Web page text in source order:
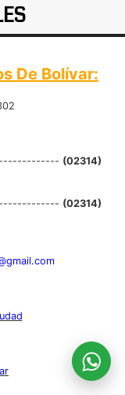
De Bolívar:
(02314)
(02314)